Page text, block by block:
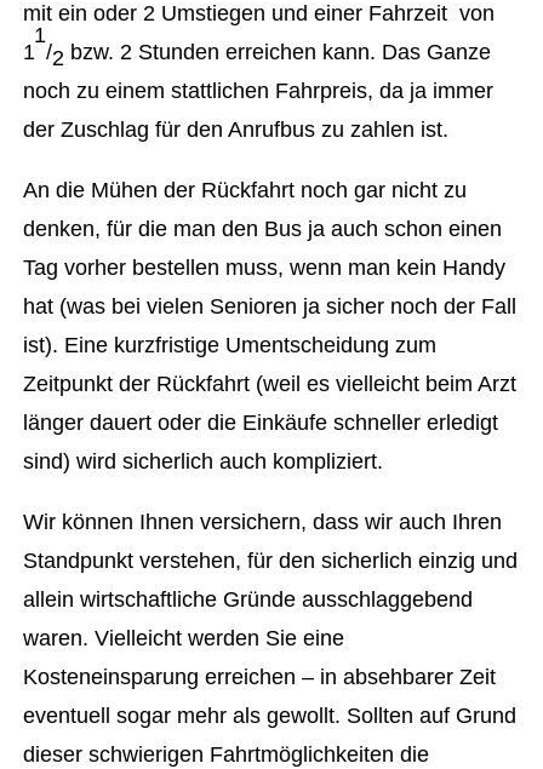
mit ein oder 2 Umstiegen und einer Fahrzeit von
1
1
/2 bzw. 2 Stunden erreichen kann. Das Ganze
noch zu einem stattlichen Fahrpreis, da ja immer
der Zuschlag für den Anrufbus zu zahlen ist.
An die Mühen der Rückfahrt noch gar nicht zu
denken, für die man den Bus ja auch schon einen
Tag vorher bestellen muss, wenn man kein Handy
hat (was bei vielen Senioren ja sicher noch der Fall
ist). Eine kurzfristige Umentscheidung zum
Zeitpunkt der Rückfahrt (weil es vielleicht beim Arzt
länger dauert oder die Einkäufe schneller erledigt
sind) wird sicherlich auch kompliziert.
Wir können Ihnen versichern, dass wir auch Ihren
Standpunkt verstehen, für den sicherlich einzig und
allein wirtschaftliche Gründe ausschlaggebend
waren. Vielleicht werden Sie eine
Kosteneinsparung erreichen – in absehbarer Zeit
eventuell sogar mehr als gewollt. Sollten auf Grund
dieser schwierigen Fahrtmöglichkeiten die